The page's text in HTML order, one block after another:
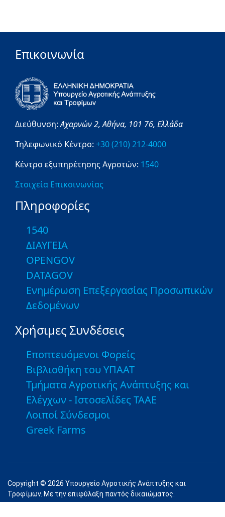
Επικοινωνία
Διεύθυνση:Αχαρνών 2,Αθήνα, 101 76, Ελλάδα
Τηλεφωνικό Κέντρο: +30 (210) 212-4000
Κέντρο εξυπηρέτησης Αγροτών: 1540
Στοιχεία Επικοινωνίας
Πληροφορίες
1540
ΔΙΑΥΓΕΙΑ
OPENGOV
DATAGOV
Ενημέρωση Επεξεργασίας Προσωπικών
Δεδομένων
Χρήσιμες Συνδέσεις
Εποπτευόμενοι Φορείς
Βιβλιοθήκη του ΥΠΑΑΤ
Τμήματα Αγροτικής Ανάπτυξης και
Ελέγχων - Ιστοσελίδες ΤΑΑΕ
Λοιποί Σύνδεσμοι
Greek Farms
Copyright © 2026 Υπουργείο Αγροτικής Ανάπτυξης και
Τροφίμων. Με την επιφύλαξη παντός δικαιώματος.